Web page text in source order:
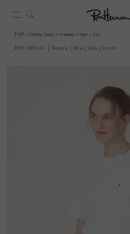
TOP Online Store women tops tops